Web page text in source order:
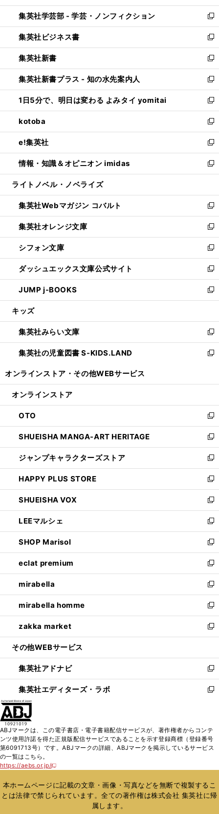
開
く
ウ
で
開
く
ン
ド
ウ
で
開
く
ウ
ィ
ン
ド
ウ
で
開
く
集英社学芸部 - 学芸・ノンフィクション
新
し
い
ウ
ィ
ン
ド
ウ
で
開
く
集英社ビジネス書
新
し
い
ウ
ィ
ン
ド
ウ
で
開
く
集英社新書
新
し
い
ウ
ィ
ン
ド
ウ
で
開
く
集英社新書プラス - 知の水先案内人
新
し
い
ウ
ィ
ン
ド
ウ
で
開
1日5分で、明日は変わる よみタイ yomitai
新
し
い
ウ
ィ
ン
ド
ウ
開
く
kotoba
新
し
い
ウ
ィ
ン
ウ
で
開
く
e!集英社
新
し
い
ウ
ン
ド
ウ
で
開
く
情報・知識＆オピニオン imidas
新
し
ウ
ィ
ン
ド
ウ
で
開
く
ライトノベル・ノベライズ
集英社Webマガジン コバルト
新
し
い
ウ
ィ
ン
ド
ウ
で
開
集英社オレンジ文庫
新
し
い
ウ
ィ
ン
ド
ウ
開
く
シフォン文庫
新
し
い
ウ
ィ
ン
ウ
で
開
く
ダッシュエックス文庫公式サイト
新
し
い
ウ
ン
ド
ウ
で
JUMP j-BOOKS
新
し
ウ
ィ
ン
ド
開
キッズ
集英社みらい文庫
新
し
い
ン
ウ
で
開
く
集英社の児童図書 S-KIDS.LAND
新
ウ
ン
ド
ウ
で
開
く
オンラインストア・ その他WEBサービス
オンラインストア
OTO
新
し
い
ウ
ィ
ン
ド
ウ
で
開
く
SHUEISHA MANGA-ART HERITAGE
新
し
い
ウ
ィ
ン
ド
ウ
で
開
く
ジャンプキャラクターズストア
新
し
い
ウ
ィ
ン
ド
ウ
で
開
く
HAPPY PLUS STORE
新
し
い
ウ
ィ
ン
ド
ウ
で
開
く
SHUEISHA VOX
新
し
い
ウ
ィ
ン
ド
ウ
で
開
く
LEEマルシェ
新
し
い
ウ
ィ
ン
ド
ウ
で
開
く
SHOP Marisol
新
し
い
ウ
ィ
ン
ド
ウ
で
開
eclat premium
新
し
い
ウ
ィ
ン
ド
ウ
開
く
mirabella
新
し
い
ウ
ィ
ン
ウ
で
開
く
mirabella homme
新
し
い
ウ
ン
ド
ウ
で
zakka market
新
し
ウ
ィ
ン
ド
く
その他WEBサービス
集英社アドナビ
新
し
い
ド
ウ
で
集英社エディターズ・ラボ
新
ィ
ン
ド
開
く
ABJマークは、この電子書店・電子書籍配信サービスが、著作権者からコンテ
ンツ使用許諾を得た正規版配信サービスであることを示す登録商標（登録番号
第6091713号）です。ABJマークの詳細、ABJマークを掲示しているサービス
の一覧はこちら。
https://aebs.or.jp/
新
い
ウ
ィ
本ホームページに記載の文章・画像・写真などを無断で複製するこ
とは法律で禁じられています。全ての著作権は株式会社 集英社に帰
属します。